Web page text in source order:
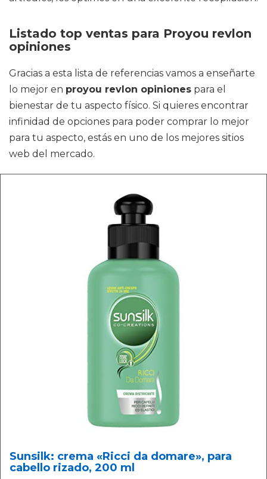
Listado top ventas para Proyou revlon
opiniones
Gracias a esta lista de referencias vamos a enseñarte
lo mejor en proyou revlon opiniones para el
bienestar de tu aspecto físico. Si quieres encontrar
infinidad de opciones para poder comprar lo mejor
para tu aspecto, estás en uno de los mejores sitios
web del mercado.
Sunsilk: crema «Ricci da domare», para
cabello rizado, 200 ml